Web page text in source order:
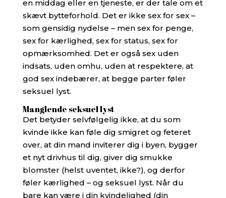
en middag eller en tjeneste, er der tale om et
skævt bytteforhold. Det er ikke sex for sex –
som gensidig nydelse – men sex for penge,
sex for kærlighed, sex for status, sex for
opmærksomhed. Det er også sex uden
indsats, uden omhu, uden at respektere, at
god sex indebærer, at begge parter føler
seksuel lyst.
Manglende seksuel lyst
Det betyder selvfølgelig ikke, at du som
kvinde ikke kan føle dig smigret og feteret
over, at din mand inviterer dig i byen, bygger
et nyt drivhus til dig, giver dig smukke
blomster (helst uventet, ikke?), og derfor
føler kærlighed – og seksuel lyst. Når du
bare kan være i din kvindelighed (din